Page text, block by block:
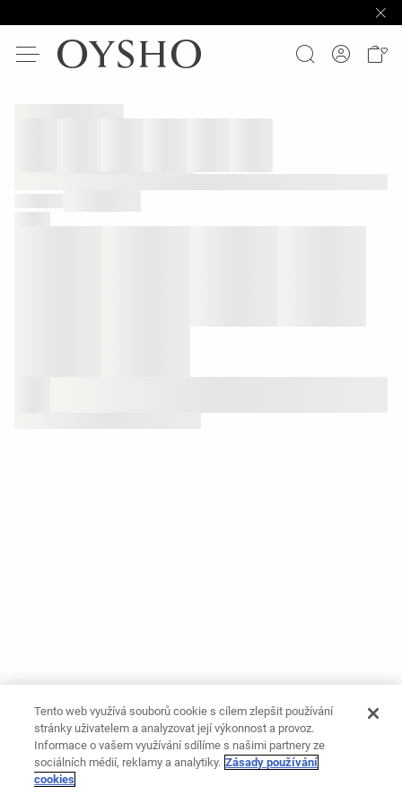
Tento web využívá souborů cookie s cílem zlepšit používání
stránky uživatelem a analyzovat její výkonnost a provoz.
Informace o vašem využívání sdílíme s našimi partnery ze
sociálních médií, reklamy a analytiky. Zásady používání
cookies